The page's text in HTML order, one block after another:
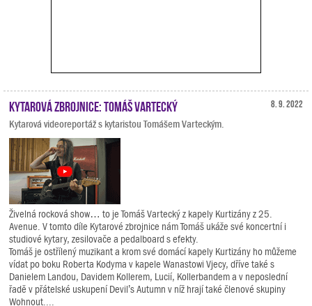
8. 9. 2022
Kytarová zbrojnice: Tomáš Vartecký
Kytarová videoreportáž s kytaristou Tomášem Varteckým.
Živelná rocková show… to je Tomáš Vartecký z kapely Kurtizány z 25.
Avenue. V tomto díle Kytarové zbrojnice nám Tomáš ukáže své koncertní i
studiové kytary, zesilovače a pedalboard s efekty.
Tomáš je ostřílený muzikant a krom své domácí kapely Kurtizány ho můžeme
vídat po boku Roberta Kodyma v kapele Wanastowi Vjecy, dříve také s
Danielem Landou, Davidem Kollerem, Lucií, Kollerbandem a v neposlední
řadě v přátelské uskupení Devil’s Autumn v níž hrají také členové skupiny
Wohnout....